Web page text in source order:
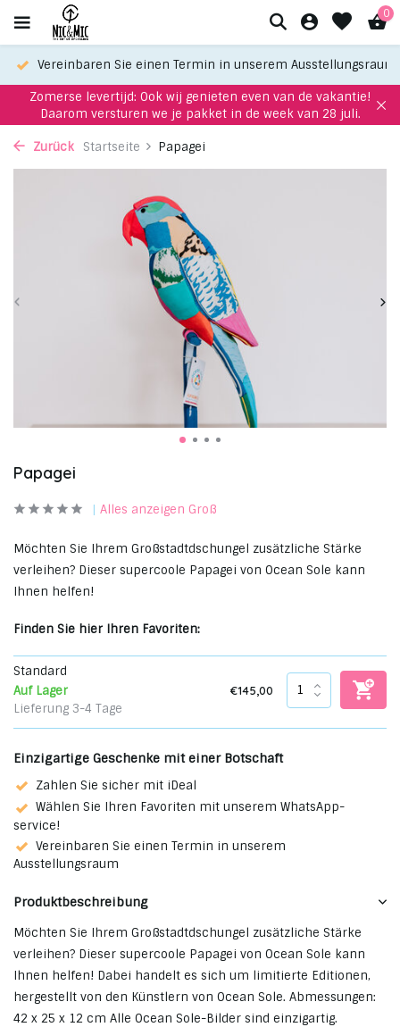
0
Vereinbaren Sie einen Termin in unserem Ausstellungsraum
Zomerse levertijd: Ook wij genieten even van de vakantie!
Daarom versturen we je pakket in de week van 28 juli.
Zurück Startseite Papagei
Papagei
Alles anzeigen Groß
Möchten Sie Ihrem Großstadtdschungel zusätzliche Stärke
verleihen? Dieser supercoole Papagei von Ocean Sole kann
Ihnen helfen!
Finden Sie hier Ihren Favoriten:
Standard
Auf Lager
Lieferung 3-4 Tage
€145,00
Einzigartige Geschenke mit einer Botschaft
Zahlen Sie sicher mit iDeal
Wählen Sie Ihren Favoriten mit unserem WhatsApp-
service!
Vereinbaren Sie einen Termin in unserem
Ausstellungsraum
Produktbeschreibung
Möchten Sie Ihrem Großstadtdschungel zusätzliche Stärke
verleihen? Dieser supercoole Papagei von Ocean Sole kann
Ihnen helfen! Dabei handelt es sich um limitierte Editionen,
hergestellt von den Künstlern von Ocean Sole. Abmessungen:
42 x 25 x 12 cm Alle Ocean Sole-Bilder sind einzigartig.